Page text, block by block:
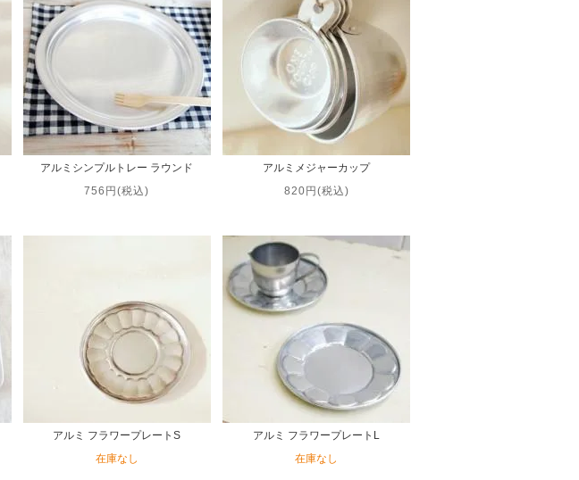
アルミシンプルトレー ラウンド
756円(税込)
アルミメジャーカップ
820円(税込)
アルミ フラワープレートS
在庫なし
アルミ フラワープレートL
在庫なし